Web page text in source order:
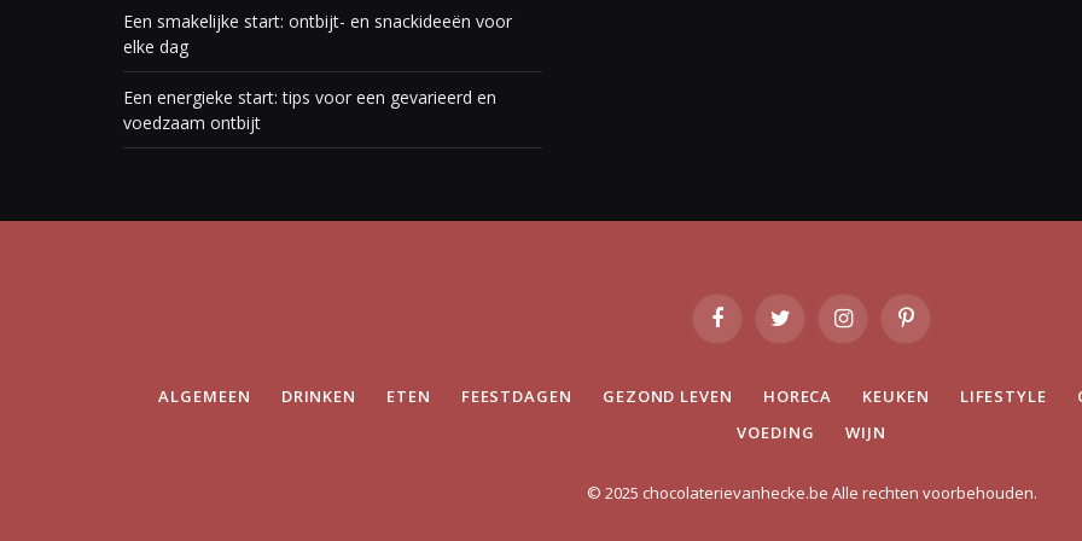
Een smakelijke start: ontbijt- en snackideeën voor
elke dag
Een energieke start: tips voor een gevarieerd en
voedzaam ontbijt
FacebookTwitter InstagramPinterest
ALGEMEEN DRINKEN ETEN FEESTDAGEN GEZOND LEVEN HORECA KEUKEN LIFESTYLE
VOEDING
WIJN
© 2025 chocolaterievanhecke.be Alle rechten voorbehouden.